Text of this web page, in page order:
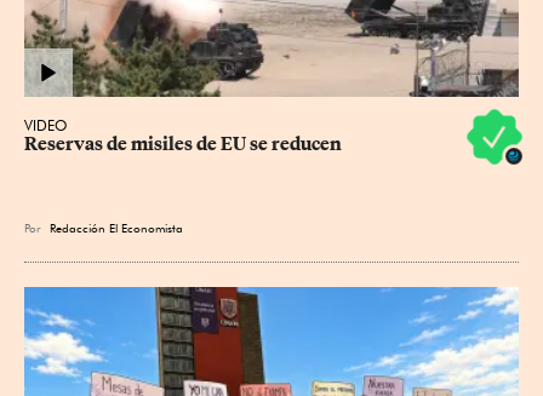
VIDEO
Reservas de misiles de EU se reducen
Por Redacción El Economista